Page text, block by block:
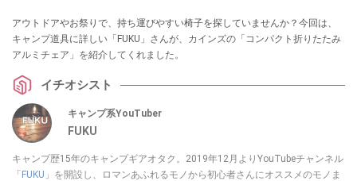
アウトドアやお祭りで、持ち運びやすい椅子を探していませんか？今回は、
キャンプ道具に詳しい「FUKU」さんが、カインズの「コンパクト折りたたみ
アルミチェア」を紹介してくれました。
イチオシスト
キャンプ系YouTuber
FUKU
キャンプ歴15年のキャンプギアオタク。2019年12月よりYouTubeチャンネル
「 FUKU 」を開設し、ロマンあふれるモノから初心者さんにオススメのモノま